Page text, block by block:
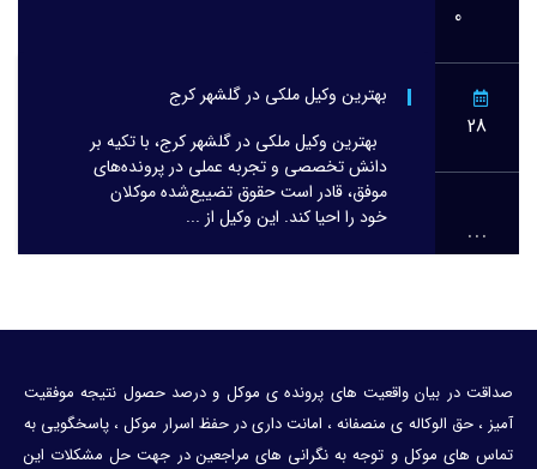
0
28
...
بهترین وکیل ملکی در گلشهر کرج
بهترین وکیل ملکی در گلشهر کرج، با تکیه بر
دانش تخصصی و تجربه عملی در پرونده‌های
موفق، قادر است حقوق تضییع‌شده موکلان
خود را احیا کند. این وکیل از ...
صداقت در بیان واقعیت های پرونده ی موکل و درصد حصول نتیجه موفقیت
آمیز ، حق الوکاله ی منصفانه ، امانت داری در حفظ اسرار موکل ، پاسخگویی به
تماس های موکل و توجه به نگرانی های مراجعین در جهت حل مشکلات این